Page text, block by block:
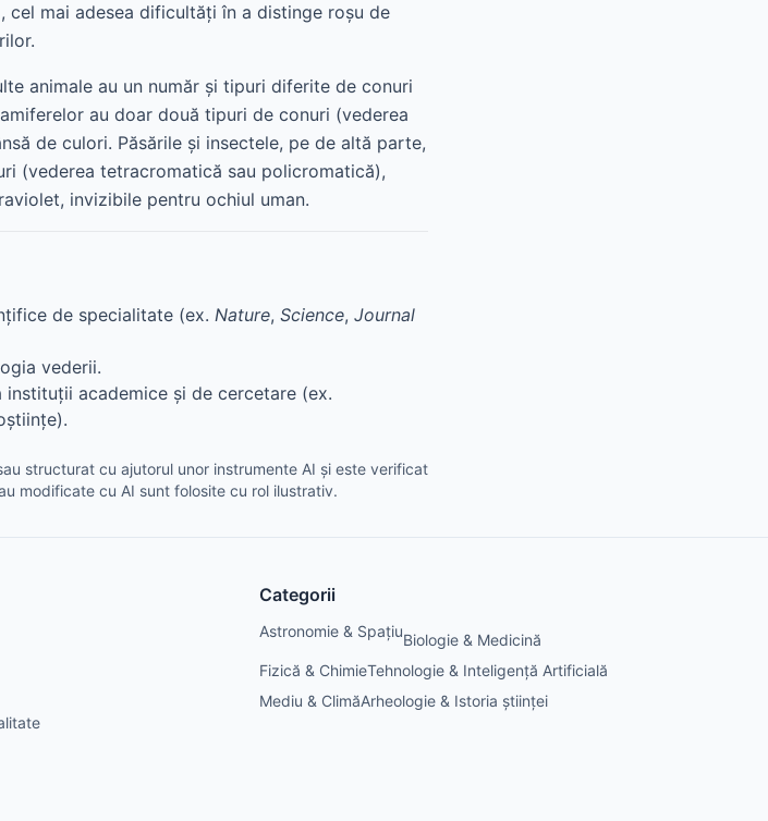
mai adesea dificultăți în a distinge roșu de
animale au un număr și tipuri diferite de conuri
au doar două tipuri de conuri (vederea
de culori. Păsările și insectele, pe de altă parte,
(vederea tetracromatică sau policromatică),
invizibile pentru ochiul uman.
de specialitate (ex. Nature, Science, Journal
vederii.
academice și de cercetare (ex.
structurat cu ajutorul unor instrumente AI și este verificat
modificate cu AI sunt folosite cu rol ilustrativ.
Categorii
Astronomie & SpațiuBiologie & Medicină
Fizică & ChimieTehnologie & Inteligență Artificială
Mediu & ClimăArheologie & Istoria științei